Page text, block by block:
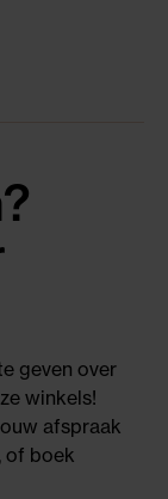
geven over
winkels!
afspraak
of boek